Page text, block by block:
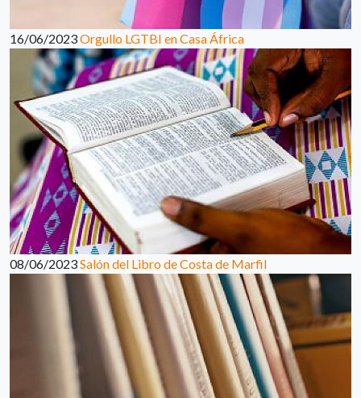
16/06/2023Orgullo LGTBI en Casa África
08/06/2023Salón del Libro de Costa de Marfil